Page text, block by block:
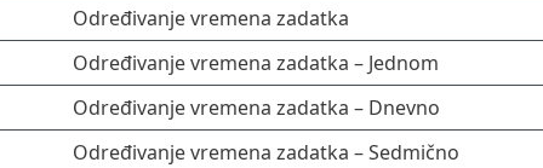
Određivanje vremena zadatka
Određivanje vremena zadatka – Jednom
Određivanje vremena zadatka – Dnevno
Određivanje vremena zadatka – Sedmično